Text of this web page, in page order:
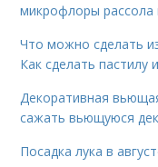
микрофлоры рассола
Что можно сделать
Как сделать
Декоративная
сажать вьющуюся
Посадка лука в